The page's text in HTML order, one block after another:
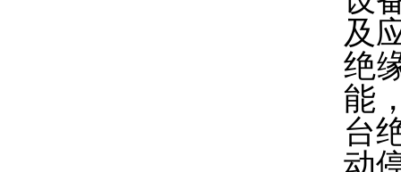
及
绝
能
台
动